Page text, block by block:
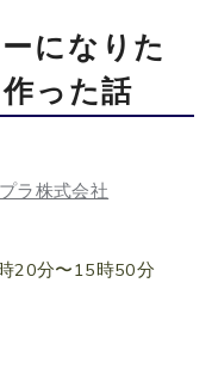
になりた
った話
ラ株式会社
20分〜15時50分